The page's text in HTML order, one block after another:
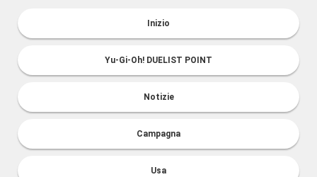
Inizio
Yu-Gi-Oh! DUELIST POINT
Notizie
Campagna
Usa